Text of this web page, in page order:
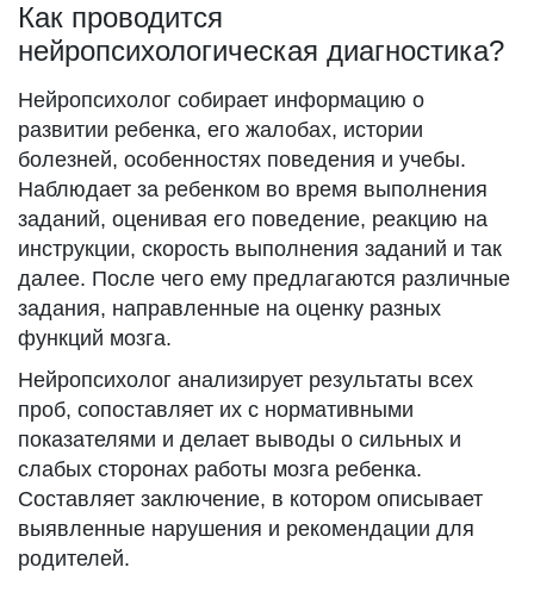
Как проводится
нейропсихологическая диагностика?
Нейропсихолог собирает информацию о
развитии ребенка, его жалобах, истории
болезней, особенностях поведения и учебы.
Наблюдает за ребенком во время выполнения
заданий, оценивая его поведение, реакцию на
инструкции, скорость выполнения заданий и так
далее. После чего ему предлагаются различные
задания, направленные на оценку разных
функций мозга.
Нейропсихолог анализирует результаты всех
проб, сопоставляет их с нормативными
показателями и делает выводы о сильных и
слабых сторонах работы мозга ребенка.
Составляет заключение, в котором описывает
выявленные нарушения и рекомендации для
родителей.